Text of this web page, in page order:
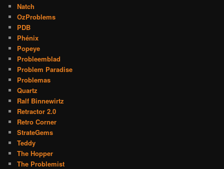
Natch
OzProblems
PDB
Phénix
Popeye
Probleemblad
Problem Paradise
Problemas
Quartz
Ralf Binnewirtz
Retractor 2.0
Retro Corner
StrateGems
Teddy
The Hopper
The Problemist